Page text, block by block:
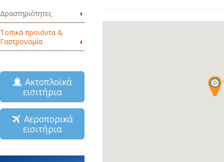
Δραστηριότητες
Τοπικά προϊόντα &
Γαστρονομία
Ακτοπλοϊκά
εισιτήρια
Αεροπορικά
εισιτήρια